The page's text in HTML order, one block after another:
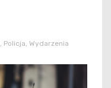
Policja Wydarzenia